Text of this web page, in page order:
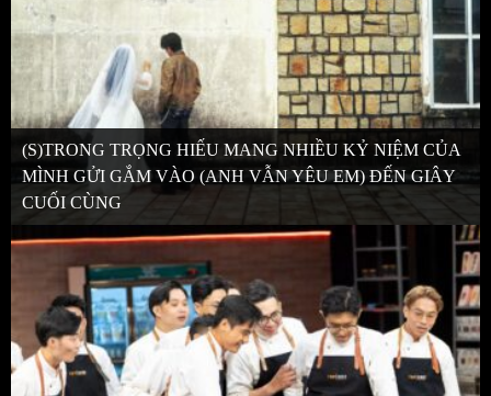
(S)TRONG TRỌNG HIẾU MANG NHIỀU KỶ NIỆM CỦA
MÌNH GỬI GẮM VÀO (ANH VẪN YÊU EM) ĐẾN GIÂY
CUỐI CÙNG